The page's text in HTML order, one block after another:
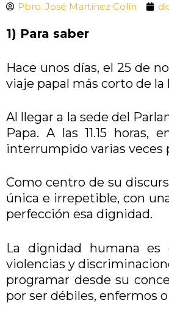
Pbro. José Martínez Colín
1) Para saber
Hace unos días, el 25 de
viaje papal más corto de
Al llegar a la sede del
Papa. A las 11.15
interrumpido varias veces
Como centro de su
única e irrepetible, con
perfección esa dignidad.
La dignidad humana es
violencias y
programar desde su
por ser débiles, enfermos